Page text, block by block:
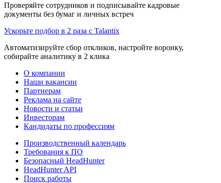
Проверяйте сотрудников и подписывайте кадровые
документы без бумаг и личных встреч
Ускорьте подбор в 2 раза с Talantix
Автоматизируйте сбор откликов, настройте воронку,
собирайте аналитику в 2 клика
О компании
Наши вакансии
Партнерам
Реклама на сайте
Новости и статьи
Инвесторам
Кандидаты по профессиям
Производственный календарь
Требования к ПО
Безопасный HeadHunter
HeadHunter API
Поиск работы